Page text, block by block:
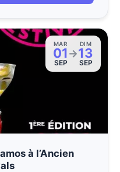
MAR
01
SEP
→
DIM
13
SEP
à l’Ancien